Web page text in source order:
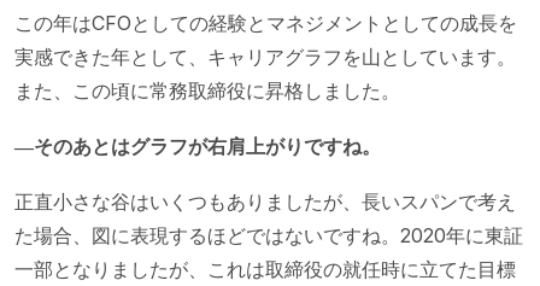
この年はCFOとしての経験とマネジメントとしての成長を
実感できた年として、キャリアグラフを山としています。
また、この頃に常務取締役に昇格しました。
―そのあとはグラフが右肩上がりですね。
正直小さな谷はいくつもありましたが、長いスパンで考え
た場合、図に表現するほどではないですね。2020年に東証
一部となりましたが、これは取締役の就任時に立てた目標